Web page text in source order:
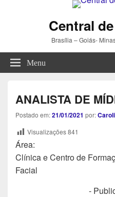
Central
Brasília – Goiás-
Menu
ANALISTA DE
Postado em:21/01/2021 por:
Visualizações841
Área:
Clínica e Centro de
Facial
-